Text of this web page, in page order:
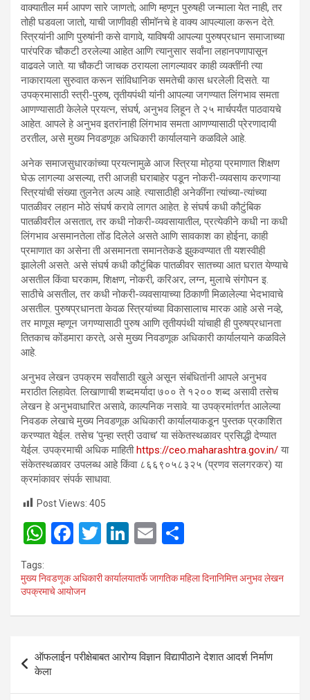
वाक्यातील मर्म आपण सारे जाणतो; आणि म्हणून पुरुषही जन्माला येत नाही, तर
तोही घडवला जातो, याची जाणीवही सीमॉनचे हे वाक्य आपल्याला करून देते.
स्त्रियांनी आणि पुरुषांनी कसे वागावे, याविषयी आपल्या पुरुषप्रधान समाजाच्या
पारंपरिक चौकटी ठरलेल्या आहेत आणि त्यानुसार सर्वांना लहानपणापासून
वाढवले जाते. या चौकटी जाचक ठरायला लागल्यावर काही व्यक्तींनी त्या
नाकारायला सुरुवात करून सांविधानिक समतेची कास धरलेली दिसते. या
उपक्रमासाठी स्त्री-पुरुष, तृतीयपंथी यांनी आपल्या जगण्यात लिंगभाव समता
आणण्यासाठी केलेले प्रयत्न, संघर्ष, अनुभव लिहून ते २५ मार्चपर्यंत पाठवायचे
आहेत. आपले हे अनुभव इतरांनाही लिंगभाव समता आणण्यासाठी प्रेरणादायी
ठरतील, असे मुख्य निवडणूक अधिकारी कार्यालयाने कळविले आहे.
अनेक समाजसुधारकांच्या प्रयत्नामुळे आज स्त्रिया मोठ्या प्रमाणात शिक्षण
घेऊ लागल्या असल्या, तरी आजही घराबाहेर पडून नोकरी-व्यवसाय करणाऱ्या
स्त्रियांची संख्या तुलनेत अल्प आहे. त्यासाठीही अनेकींना त्यांच्या-त्यांच्या
पातळीवर लहान मोठे संघर्ष करावे लागत आहेत. हे संघर्ष कधी कौटुंबिक
पातळीवरील असतात, तर कधी नोकरी-व्यवसायातील, प्रत्येकीने कधी ना कधी
लिंगभाव असमानतेला तोंड दिलेले असते आणि सावकाश का होईना, काही
प्रमाणात का असेना ती असमानता समानतेकडे झुकवण्यात ती यशस्वीही
झालेली असते. असे संघर्ष कधी कौटुंबिक पातळीवर सातच्या आत घरात येण्याचे
असतील किंवा घरकाम, शिक्षण, नोकरी, करिअर, लग्न, मुलाचे संगोपन इ.
साठीचे असतील, तर कधी नोकरी-व्यवसायाच्या ठिकाणी मिळालेल्या भेदभावाचे
असतील. पुरुषप्रधानता केवळ स्त्रियांच्या विकासालाच मारक आहे असे नव्हे,
तर माणूस म्हणून जगण्यासाठी पुरुष आणि तृतीयपंथी यांचाही ही पुरुषप्रधानता
तितकाच कोंडमारा करते, असे मुख्य निवडणूक अधिकारी कार्यालयाने कळविले
आहे.
अनुभव लेखन उपक्रम सर्वांसाठी खुले असून संबंधितांनी आपले अनुभव
मराठीत लिहावेत. लिखाणाची शब्दमर्यादा ७०० ते १२०० शब्द असावी तसेच
लेखन हे अनुभवाधारित असावे, काल्पनिक नसावे. या उपक्रमांतर्गत आलेल्या
निवडक लेखाचे मुख्य निवडणूक अधिकारी कार्यालयाकडून पुस्तक प्रकाशित
करण्यात येईल. तसेच ‘पुन्हा स्त्री उवाच’ या संकेतस्थळावर प्रसिद्धी देण्यात
येईल. उपक्रमाची अधिक माहितीhttps://ceo.maharashtra.gov.in/या
संकेतस्थळावर उपलब्ध आहे किंवा ८६६९०५८३२५ (प्रणव सलगरकर) या
क्रमांकावर संपर्क साधावा.
Post Views: 405
W
at
s
A
p
F
ce
b
o
k
T
tt
Li
ke
n
E
ail ar
Tags:
मुख्य निवडणूक अधिकारी कार्यालयातर्फे जागतिक महिला दिनानिमित्त अनुभव लेखन
उपक्रमाचे आयोजन
Post
navigation
ऑफलाईन परीक्षेबाबत आरोग्य विज्ञान विद्यापीठाने देशात आदर्श निर्माण
केला